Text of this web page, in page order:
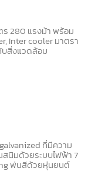
280 แรงม้า พร้อม
Inter cooler มาตรา
บสิ่งแวดล้อม
ที่มีความ
นิมด้วยระบบไฟฟ้า 7
พ่นสีด้วยหุ่นยนต์